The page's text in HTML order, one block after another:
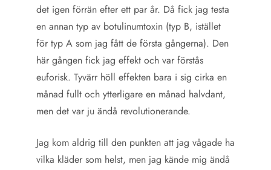
det igen förrän efter ett par år. Då fick jag testa
en annan typ av botulinumtoxin (typ B, istället
för typ A som jag fått de första gångerna). Den
här gången fick jag effekt och var förstås
euforisk. Tyvärr höll effekten bara i sig cirka en
månad fullt och ytterligare en månad halvdant,
men det var ju ändå revolutionerande.
Jag kom aldrig till den punkten att jag vågade ha
vilka kläder som helst, men jag kände mig ändå